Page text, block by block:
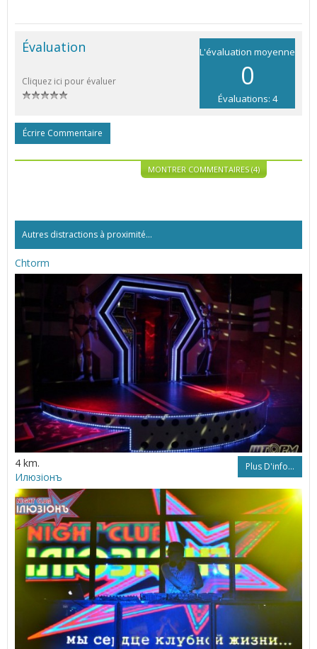
L'évaluation moyenne
0
Évaluations: 4
Évaluation
Cliquez ici pour évaluer
Écrire Commentaire
MONTRER COMMENTAIRES (4)
Autres distractions à proximité...
Chtorm
4 km. Plus D'info...
Илюзіонъ